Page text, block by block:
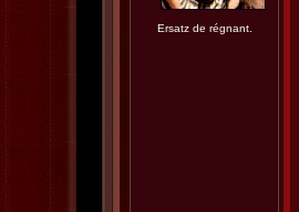
Ersatz de régnant.